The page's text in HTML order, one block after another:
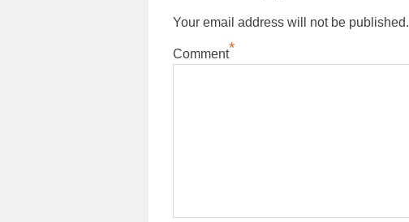
Your email address will not be published.
Comment*